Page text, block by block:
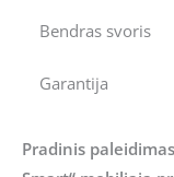
Bendras svoris
Garantija
Pradinis